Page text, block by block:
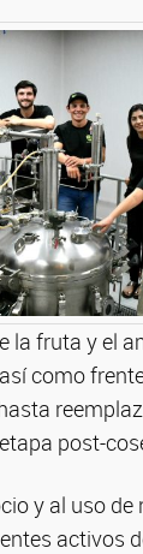
la fruta y el
como
post-
y al uso
activos